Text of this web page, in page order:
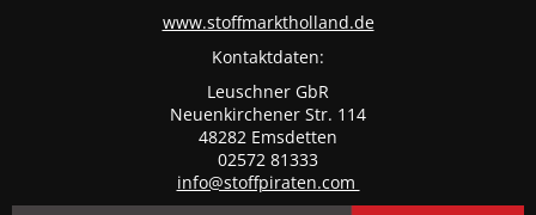
www.stoffmarktholland.de
Kontaktdaten:
Leuschner GbR
Neuenkirchener Str. 114
48282 Emsdetten
02572 81333
info@stoffpiraten.com